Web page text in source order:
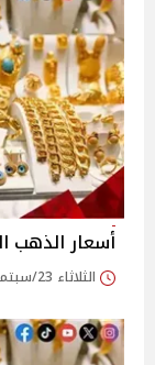
أسعار الذهب اليوم
الثلاثاء 23/سبتمبر/2025 - 09:20 ص